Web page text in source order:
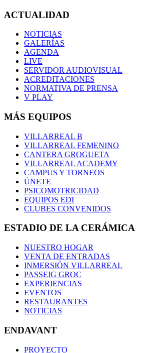
ACTUALIDAD
NOTICIAS
GALERÍAS
AGENDA
LIVE
SERVIDOR AUDIOVISUAL
ACREDITACIONES
NORMATIVA DE PRENSA
V PLAY
MÁS EQUIPOS
VILLARREAL B
VILLARREAL FEMENINO
CANTERA GROGUETA
VILLARREAL ACADEMY
CAMPUS Y TORNEOS
ÚNETE
PSICOMOTRICIDAD
EQUIPOS EDI
CLUBES CONVENIDOS
ESTADIO DE LA CERÁMICA
NUESTRO HOGAR
VENTA DE ENTRADAS
INMERSIÓN VILLARREAL
PASSEIG GROC
EXPERIENCIAS
EVENTOS
RESTAURANTES
NOTICIAS
ENDAVANT
PROYECTO